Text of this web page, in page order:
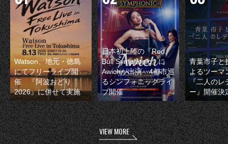
Watson、地元・徳島
にてフリーライブ開
催 『阿波おどり
2026』に併せて実施
日本初上陸の『Red
Bull Symphonic』に
Awichが出演 4都市巡
るシンフォニックライ
ブ開催
青葉市子と
よるツーマ
『二人のレ
ー』開催決
VIEW MORE